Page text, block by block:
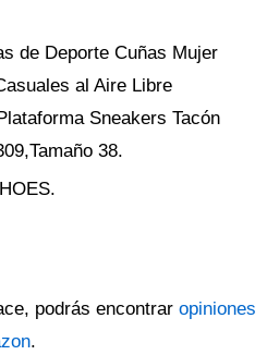
de Deporte Cuñas Mujer
al Aire Libre
Sneakers Tacón
38.
podrás encontrar opiniones
.